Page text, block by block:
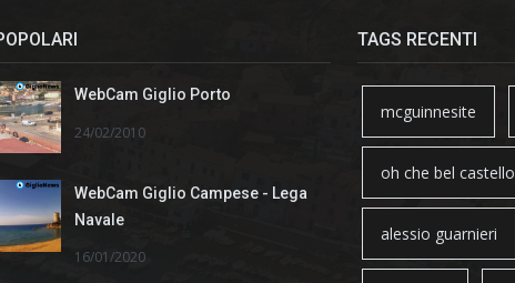
WebCam Giglio Porto
24/02/2010
WebCam Giglio Campese - Lega
Navale
16/01/2020
TAGS RECENTI
mcguinnesite
oh che bel castello
alessio guarnieri